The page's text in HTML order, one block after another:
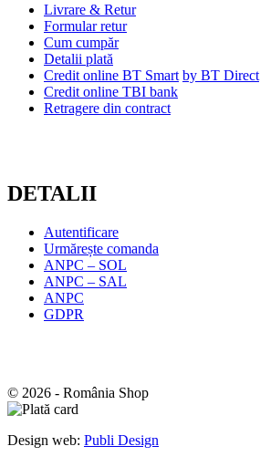
Livrare & Retur
Formular retur
Cum cumpăr
Detalii plată
Credit online BT Smart by BT Direct
Credit online TBI bank
Retragere din contract
DETALII
Autentificare
Urmărește comanda
ANPC – SOL
ANPC – SAL
ANPC
GDPR
© 2026 - România Shop
Design web: Publi Design